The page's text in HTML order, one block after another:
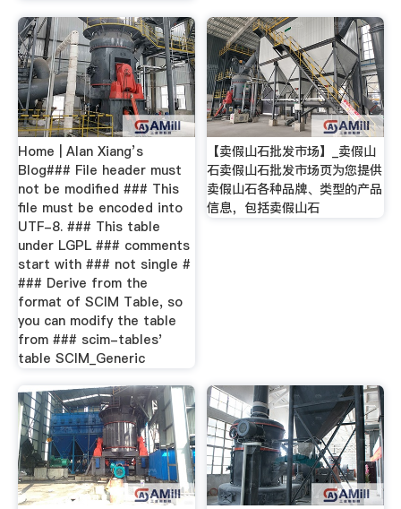
Home | Alan Xiang’s
Blog### File header must
not be modified ### This
file must be encoded into
UTF-8. ### This table
under LGPL ### comments
start with ### not single #
### Derive from the
format of SCIM Table, so
you can modify the table
from ### scim-tables'
table SCIM_Generic
【卖假山石批发市场】_卖假山
石卖假山石批发市场页为您提供
卖假山石各种品牌、类型的产品
信息，包括卖假山石